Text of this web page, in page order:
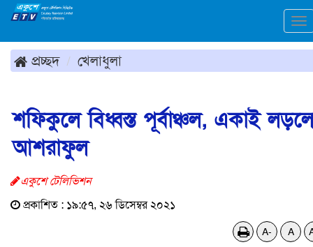
প্রচ্ছদ খেলাধুলা
শফিকুলে বিধ্বস্ত পূর্বাঞ্চল, একাই
আশরাফুল
একুশে টেলিভিশন
প্রকাশিত : ১৯:৫৭, ২৬ ডিসেম্বর ২০২১
A- A